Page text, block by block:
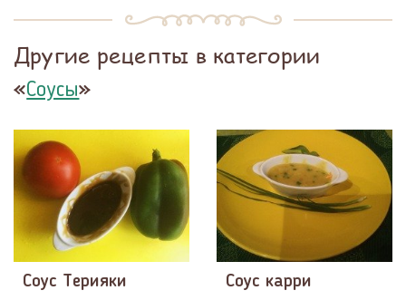
Другие рецепты в категории
«Соусы»
Соус Терияки Соус карри